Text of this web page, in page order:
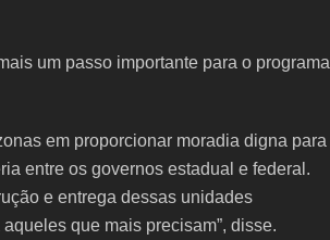
um passo importante para o programa
em proporcionar moradia digna para
entre os governos estadual e federal.
e entrega dessas unidades
que mais precisam”, disse.